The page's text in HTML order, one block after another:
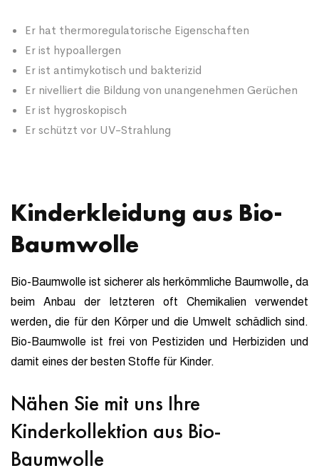
Er hat thermoregulatorische Eigenschaften
Er ist hypoallergen
Er ist antimykotisch und bakterizid
Er nivelliert die Bildung von unangenehmen Gerüchen
Er ist hygroskopisch
Er schützt vor UV-Strahlung
Kinderkleidung aus Bio-
Baumwolle
Bio-Baumwolle ist sicherer als herkömmliche Baumwolle, da
beim Anbau der letzteren oft Chemikalien verwendet
werden, die für den Körper und die Umwelt schädlich sind.
Bio-Baumwolle ist frei von Pestiziden und Herbiziden und
damit eines der besten Stoffe für Kinder.
Nähen Sie mit uns Ihre
Kinderkollektion aus Bio-
Baumwolle